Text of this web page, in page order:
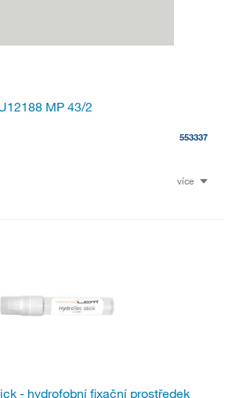
MP 43/2
553337
více
- hydrofobní fixační prostředek